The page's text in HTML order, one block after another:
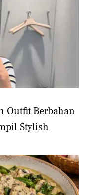
Outfit Berbahan
Stylish